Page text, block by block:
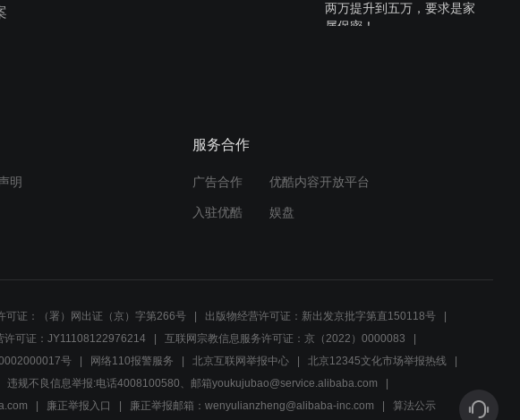
两万提升到五万，要求是家
属保密！
省里的的王主任和省政协的
张
01:58
男子想把材料尽量充实，让
女子再去一趟溪平，女子有
明
服务合作
广告合作 优酷内容开放平台
入驻优酷 娱盘
可证：（署）网出证（京）字第266号
出版物经营许可证：新出发京批字第直150118号
许可证：JY11108122976214
互联网宗教信息服务许可证：京（2022）0000083
号 网络110报警服务 北京互联网举报中心
北京12345文化市场举报热线
违规不良信息举报:电话4008100580、邮箱youkujubao@service.alibaba.com
廉正举报入口 廉正举报邮箱：wenyulianzheng@alibaba-inc.com 算法公示